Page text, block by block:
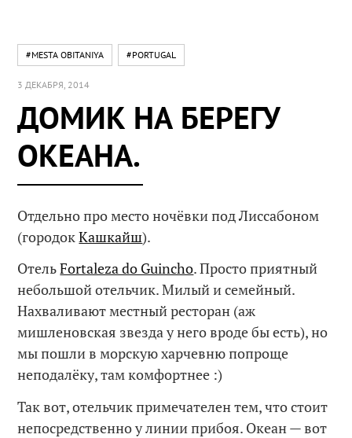
#MESTA OBITANIYA #PORTUGAL
3 ДЕКАБРЯ, 2014
ДОМИК НА БЕРЕГУ
ОКЕАНА.
Отдельно про место ночёвки под Лиссабоном
(городокКашкайш).
ОтельFortaleza do Guincho. Просто приятный
небольшой отельчик. Милый и семейный.
Нахваливают местный ресторан (аж
мишленовская звезда у него вроде бы есть), но
мы пошли в морскую харчевню попроще
неподалёку, там комфортнее :)
Так вот, отельчик примечателен тем, что стоит
непосредственно у линии прибоя. Океан — вот